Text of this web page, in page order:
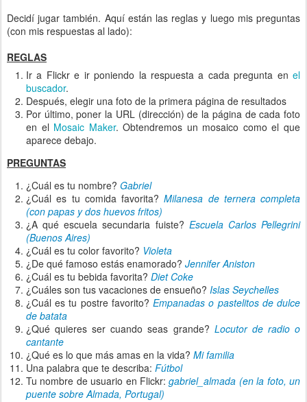
Decidí jugar también. Aquí están las reglas y luego mis preguntas
(con mis respuestas al lado):
REGLAS
Ir a Flickr e ir poniendo la respuesta a cada pregunta en el
buscador.
Después, elegir una foto de la primera página de resultados
Por último, poner la URL (dirección) de la página de cada foto
en el Mosaic Maker. Obtendremos un mosaico como el que
aparece debajo.
PREGUNTAS
¿Cuál es tu nombre? Gabriel
¿Cuál es tu comida favorita?Milanesa de ternera completa
(con papas y dos huevos fritos)
¿A qué escuela secundaria fuiste? Escuela Carlos Pellegrini
(Buenos Aires)
¿Cuál es tu color favorito? Violeta
¿De qué famoso estás enamorado? Jennifer Aniston
¿Cuál es tu bebida favorita? Diet Coke
¿Cuáles son tus vacaciones de ensueño? Islas Seychelles
¿Cuál es tu postre favorito?Empanadas o pastelitos de dulce
de batata
¿Qué quieres ser cuando seas grande? Locutor de radio o
cantante
¿Qué es lo que más amas en la vida? Mi familia
Una palabra que te describa: Fútbol
Tu nombre de usuario en Flickr:gabriel_almada (en la foto, un
puente sobre Almada, Portugal)